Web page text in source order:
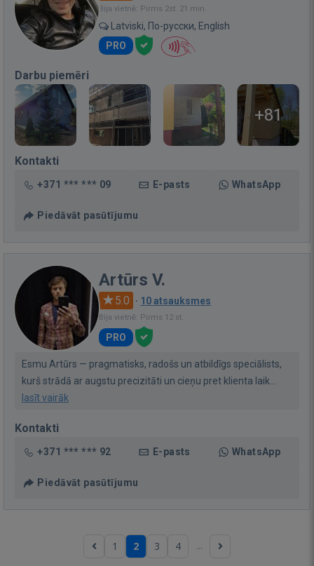
Bija vietnē: Pirms 2st. 21 min.
Latviski, По-русски, English
PRO
Darbu piemēri
+81
Kontakti
+371 *** *** 09 E-pasts WhatsApp
Piedāvāt pasūtījumu
Artūrs V.
5.0 · 10 atsauksmes
Bija vietnē: Pirms 12 st.
PRO
Esmu Artūrs — pragmatisks, radošs un atbildīgs speciālists,
kurš strādā ar augstu precizitāti un cieņu pret klienta laik...
lasīt vairāk
Kontakti
+371 *** *** 92 E-pasts WhatsApp
Piedāvāt pasūtījumu
1 2 3 4 ...